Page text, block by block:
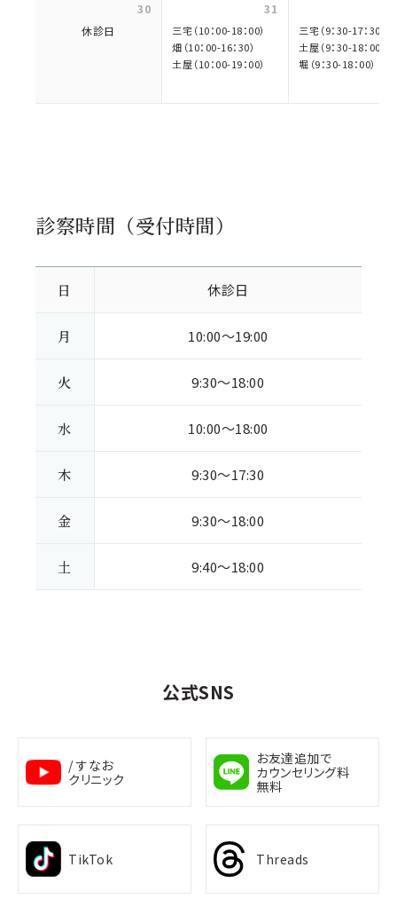
30
休診日
31
三宅（10：00-18：00）
畑（10：00-16：30）
土屋（10：00-19：00）
三宅（9：30-17：30）
土屋（9：30-18：00）
堀（9：30-18：00）
診察時間（受付時間）
日
月
火
水
木
金
土
休診日
10:00～19:00
9:30～18:00
10:00～18:00
9:30～17:30
9:30～18:00
9:40～18:00
公式SNS
/ すなお
クリニック
お友達追加で
カウンセリング料
無料
TikTok Threads